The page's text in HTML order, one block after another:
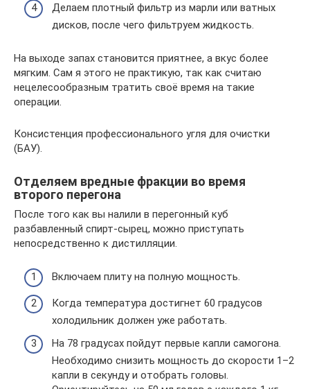
Делаем плотный фильтр из марли или ватных
дисков, после чего фильтруем жидкость.
На выходе запах становится приятнее, а вкус более
мягким. Сам я этого не практикую, так как считаю
нецелесообразным тратить своё время на такие
операции.
Консистенция профессионального угля для очистки
(БАУ).
Отделяем вредные фракции во время
второго перегона
После того как вы налили в перегонный куб
разбавленный спирт-сырец, можно приступать
непосредственно к дистилляции.
Включаем плиту на полную мощность.
Когда температура достигнет 60 градусов
холодильник должен уже работать.
На 78 градусах пойдут первые капли самогона.
Необходимо снизить мощность до скорости 1–2
капли в секунду и отобрать головы.